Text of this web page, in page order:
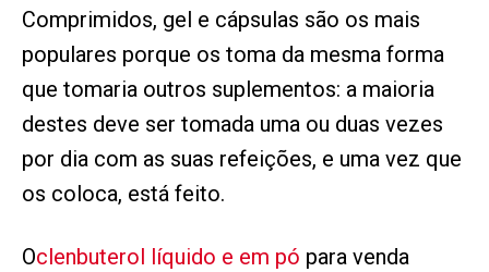
Comprimidos, gel e cápsulas são os mais
populares porque os toma da mesma forma
que tomaria outros suplementos: a maioria
destes deve ser tomada uma ou duas vezes
por dia com as suas refeições, e uma vez que
os coloca, está feito.
Oclenbuterol líquido e em pó para venda